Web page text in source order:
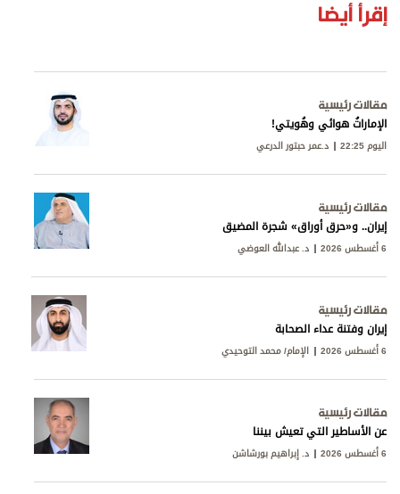
إقرأ أيضا
مقالات رئيسية
الإماراتُ هوائي وهُويتي!
اليوم 22:25 د.عمر حبتور الدرعي
مقالات رئيسية
إيران.. و«حرق أوراق» شجرة المضيق
6 أغسطس 2026 د. عبدالله العوضي
مقالات رئيسية
إيران وفتنة عداء الصحابة
6 أغسطس 2026 الإمام/ محمد التوحيدي
مقالات رئيسية
عن الأساطير التي تعيش بيننا
6 أغسطس 2026 د. إبراهيم بورشاشن